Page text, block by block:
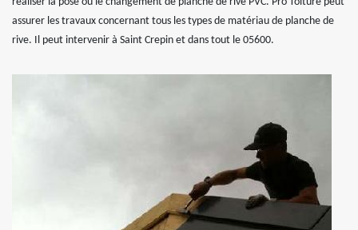
assurer les travaux concernant tous les types de matériau de planche de
rive. Il peut intervenir à Saint Crepin et dans tout le 05600.